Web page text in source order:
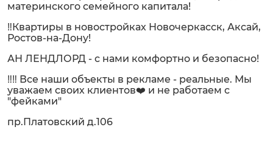
материнского семейного капитала!
‼️Квартиры в новостройках Новочеркасск, Аксай,
Ростов-на-Дону!
АН ЛЕНДЛОРД - с нами комфортно и безопасно!
‼️‼️ Все наши объекты в рекламе - реальные. Мы
уважаем своих клиентов❤️ и не работаем с
"фейками"
пр.Платовский д.106